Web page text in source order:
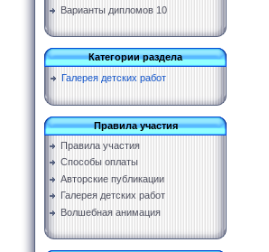
Варианты дипломов 10
Категории раздела
Галерея детских работ
Правила участия
Правила участия
Способы оплаты
Авторские публикации
Галерея детских работ
Волшебная анимация